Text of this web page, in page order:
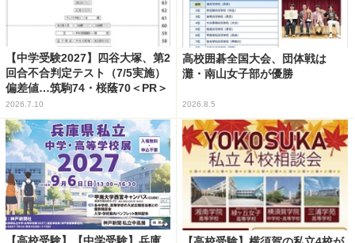
【中学受験2027】四谷大塚、第2
回合不合判定テスト（7/5実施）
偏差値…筑駒74・桜蔭70＜PR＞
2026.7.10
高校囲碁全国大会、団体戦は
灘・南山女子部が優勝
2026.8.5